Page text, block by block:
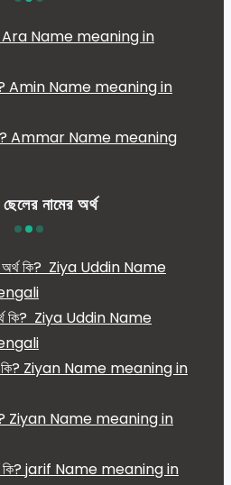
Ara Name meaning in
কি? Amin Name meaning in
কি? Ammar Name meaning
নামের অর্থ
অর্থ কি? Ziya Uddin Name
কি? Ziyan Name meaning in